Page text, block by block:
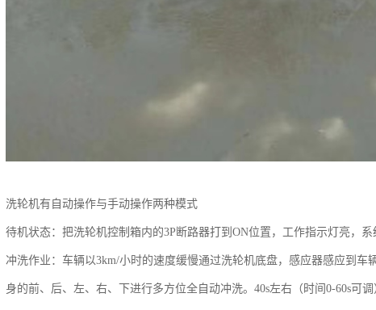
洗轮机有自动操作与手动操作两种模式
待机状态：把洗轮机控制箱内的3P断路器打到ON位置，工作指示灯亮，系
冲洗作业：车辆以3km/小时的速度缓慢通过洗轮机底盘，感应器感应到
身的前、后、左、右、下进行多方位全自动冲洗。40s左右（时间0-60s可